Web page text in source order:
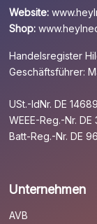
Website:
Shop:
Handelsregister
Geschäftsführer:
USt.-IdNr. DE
WEEE-Reg.-Nr. DE
Batt-Reg.-Nr. DE
Unternehmen
AVB